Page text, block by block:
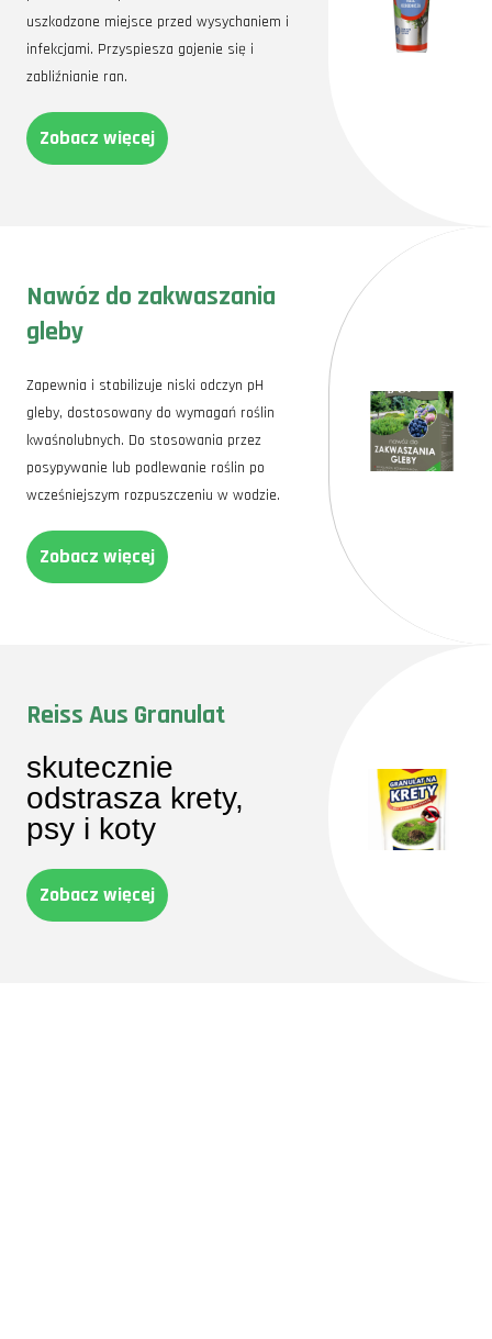
uszkodzone miejsce przed wysychaniem i
infekcjami. Przyspiesza gojenie się i
zabliźnianie ran.
Zobacz więcej
Nawóz do zakwaszania
gleby
Zapewnia i stabilizuje niski odczyn pH
gleby, dostosowany do wymagań roślin
kwaśnolubnych. Do stosowania przez
posypywanie lub podlewanie roślin po
wcześniejszym rozpuszczeniu w wodzie.
Zobacz więcej
Reiss Aus Granulat
skutecznie
odstrasza krety,
psy i koty
Zobacz więcej